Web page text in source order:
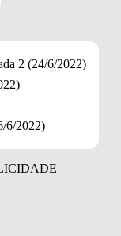
2 (24/6/2022)
6/2022)